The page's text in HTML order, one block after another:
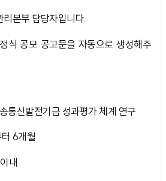
본부 담당자입니다.
식 공모 공고문을 자동으로 생성해주
통신발전기금 성과평가 체계 연구
6개월
내